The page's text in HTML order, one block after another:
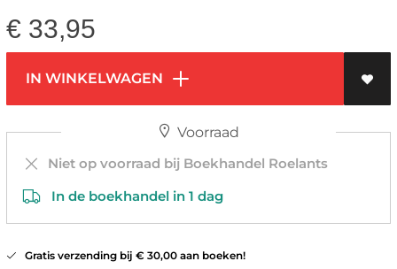
€ 33,95
IN WINKELWAGEN
Voorraad
Niet op voorraad bij Boekhandel Roelants
In de boekhandel in 1 dag
Gratis verzending bij € 30,00 aan boeken!